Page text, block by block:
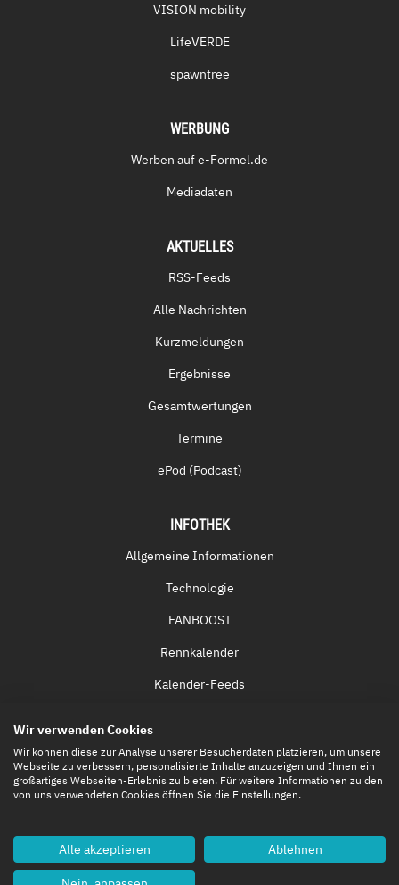
VISION mobility
LifeVERDE
spawntree
WERBUNG
Werben auf e-Formel.de
Mediadaten
AKTUELLES
RSS-Feeds
Alle Nachrichten
Kurzmeldungen
Ergebnisse
Gesamtwertungen
Termine
ePod (Podcast)
INFOTHEK
Allgemeine Informationen
Technologie
FANBOOST
Rennkalender
Kalender-Feeds
Eintrittskarten
Wir verwenden Cookies
Wir können diese zur Analyse unserer Besucherdaten platzieren, um unsere
Webseite zu verbessern, personalisierte Inhalte anzuzeigen und Ihnen ein
großartiges Webseiten-Erlebnis zu bieten. Für weitere Informationen zu den
von uns verwendeten Cookies öffnen Sie die Einstellungen.
Alle akzeptieren Ablehnen